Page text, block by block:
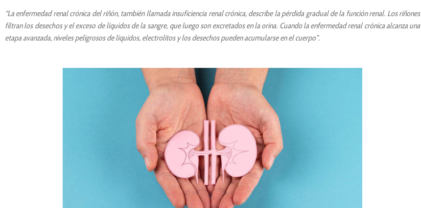
“La enfermedad renal crónica del riñón, también llamada insuficiencia renal crónica, describe la pérdida gradual de la función renal. Los riñones
filtran los desechos y el exceso de líquidos de la sangre, que luego son excretados en la orina. Cuando la enfermedad renal crónica alcanza una
etapa avanzada, niveles peligrosos de líquidos, electrolitos y los desechos pueden acumularse en el cuerpo”.